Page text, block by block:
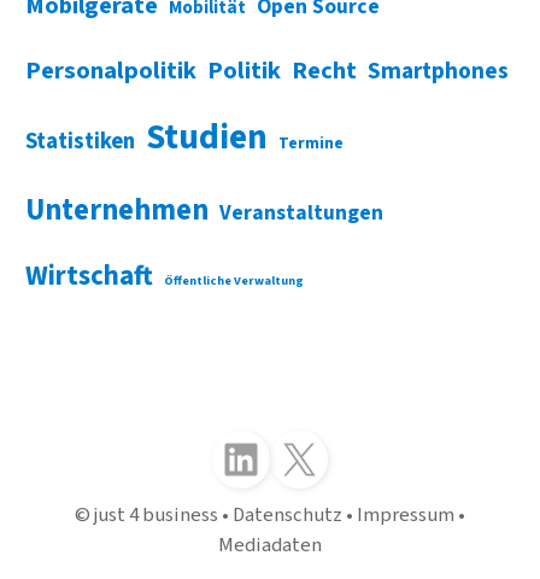
Mobilität Open Source
Personalpolitik Politik Recht Smartphones
Statistiken Studien Termine
Unternehmen Veranstaltungen
Wirtschaft Öffentliche Verwaltung
Folgen Sie uns auf LinkedInFolgen Sie uns auf X (Twitter)
just 4 business Datenschutz Impressum
Mediadaten